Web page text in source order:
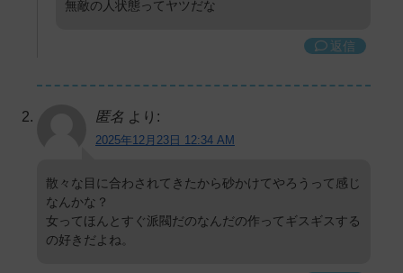
無敵の人状態ってヤツだな
返信
匿名 より:
2025年12月23日 12:34 AM
散々な目に合わされてきたから砂かけてやろうって感じ
なんかな？
女ってほんとすぐ派閥だのなんだの作ってギスギスする
の好きだよね。